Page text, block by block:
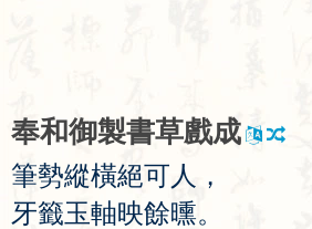
奉和御製書草戲成
筆勢縱橫絕可 人 ，
牙籤玉軸映餘曛。